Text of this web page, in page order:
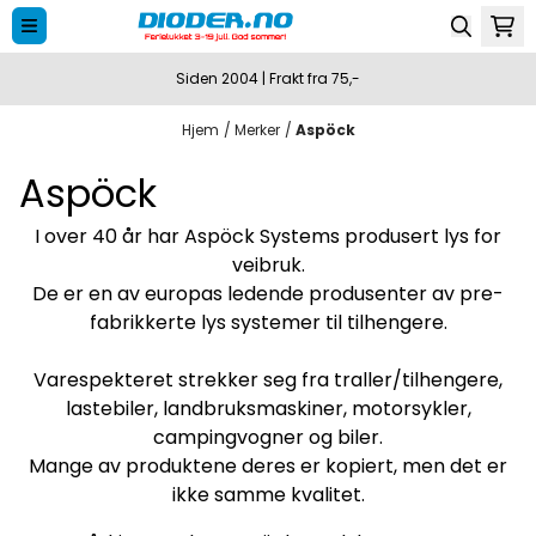
Hopp til innhold
Siden 2004 | Frakt fra 75,-
Hjem / Merker / Aspöck
Aspöck
I over 40 år har Aspöck Systems produsert lys for
veibruk.
De er en av europas ledende produsenter av pre-
fabrikkerte lys systemer til tilhengere.
Varespekteret strekker seg fra traller/tilhengere,
lastebiler, landbruksmaskiner, motorsykler,
campingvogner og biler.
Mange av produktene deres er kopiert, men det er
ikke samme kvalitet.